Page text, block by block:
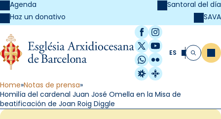
Agenda
Haz un donativo
Santoral del día
SAVA
Facebook
Instagram
X / Twitter
YouTube
WhatsApp
Flickr
Radio Estel
Catalunya
ES Buscar
Home Notas de prensa
Homilía del cardenal Juan José Omella en la Misa de
beatificación de Joan Roig Diggle